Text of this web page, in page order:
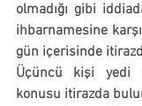
olmadığı gibi
ihbarnamesine
gün içerisinde
Üçüncü kişi yedi
konusu itirazda